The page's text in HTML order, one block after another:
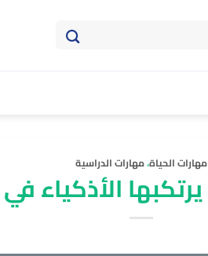
مهارات الحياة،مهارات الدراسية